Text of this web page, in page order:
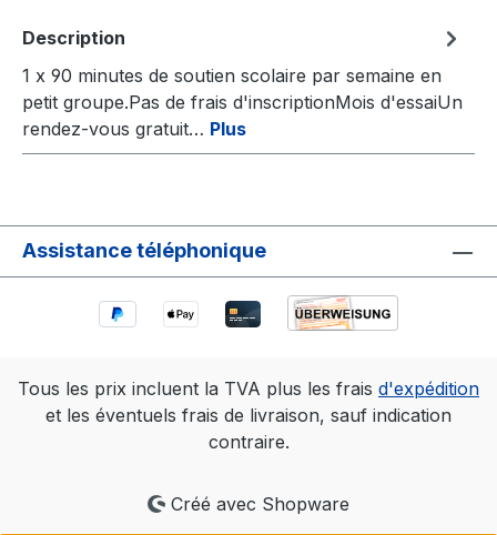
Description
1 x 90 minutes de soutien scolaire par semaine en
petit groupe.Pas de frais d'inscriptionMois d'essaiUn
rendez-vous gratuit… Plus
Assistance téléphonique
Tous les prix incluent la TVA plus les frais d'expédition
et les éventuels frais de livraison, sauf indication
contraire.
Créé avec Shopware